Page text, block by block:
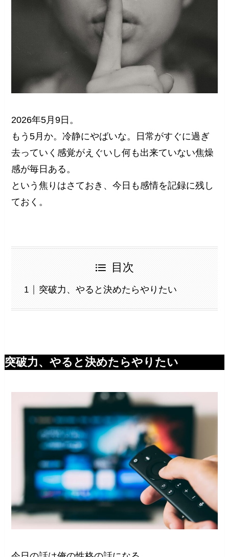
2026年5月9日。
もう5月か。冷静にやばいな。日常がすぐに過ぎ
去っていく感覚がえぐいし何も出来ていない焦燥
感が毎日ある。
という焦りはさておき、今日も感情を記録に残し
ておく。
目次
突破力、やると決めたらやりたい
突破力、やると決めたらやりたい